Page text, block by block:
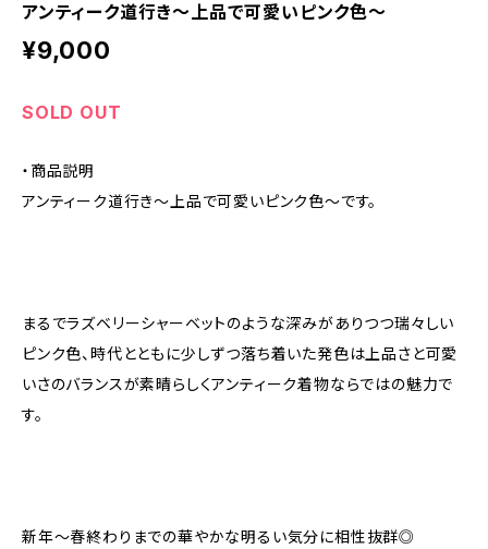
アンティーク道行き〜上品で可愛いピンク色〜
¥9,000
SOLD OUT
・商品説明
アンティーク道行き〜上品で可愛いピンク色〜です。
まるでラズベリーシャーベットのような深みがありつつ瑞々しい
ピンク色、時代とともに少しずつ落ち着いた発色は上品さと可愛
いさのバランスが素晴らしくアンティーク着物ならではの魅力で
す。
新年〜春終わりまでの華やかな明るい気分に相性抜群◎